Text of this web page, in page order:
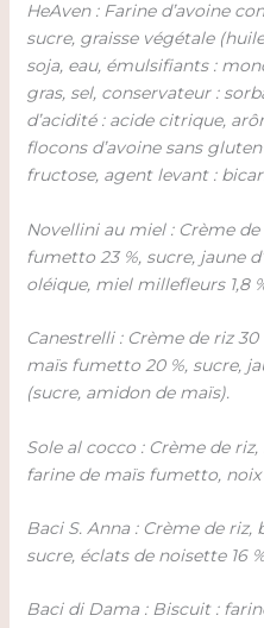
HeAven : Farine d’avoine
sucre, graisse végétale
soja, eau, émulsifiants :
gras, sel, conservateur :
d’acidité : acide citrique,
flocons d’avoine sans
fructose, agent levant :
Novellini au miel : Crème
fumetto 23 %, sucre, jaune
oléique, miel millefleurs 1,8
Canestrelli : Crème de riz 30
maïs fumetto 20 %, sucre,
(sucre, amidon de maïs).
Sole al cocco : Crème de
farine de maïs fumetto, noix
Baci S. Anna : Crème de riz,
sucre, éclats de noisette 16
Baci di Dama : Biscuit :